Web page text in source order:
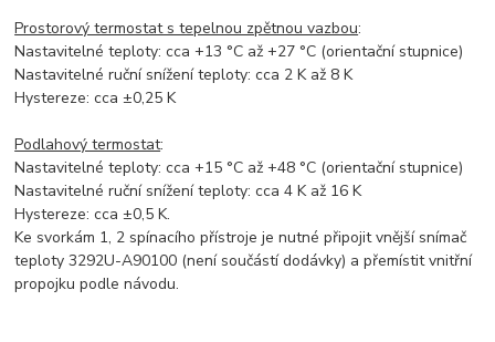
Prostorový termostat s tepelnou zpětnou vazbou:
Nastavitelné teploty: cca +13 °C až +27 °C (orientační stupnice)
Nastavitelné ruční snížení teploty: cca 2 K až 8 K
Hystereze: cca ±0,25 K
Podlahový termostat:
Nastavitelné teploty: cca +15 °C až +48 °C (orientační stupnice)
Nastavitelné ruční snížení teploty: cca 4 K až 16 K
Hystereze: cca ±0,5 K.
Ke svorkám 1, 2 spínacího přístroje je nutné připojit vnější snímač
teploty 3292U-A90100 (není součástí dodávky) a přemístit vnitřní
propojku podle návodu.